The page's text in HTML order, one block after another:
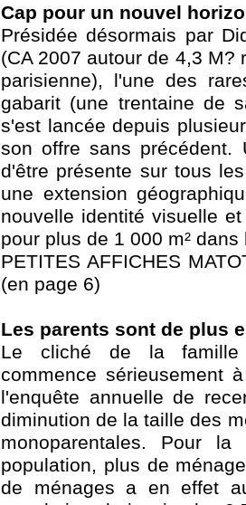
Cap pour un nouvel
Présidée désormais par
(CA 2007 autour de 4,3
parisienne), l'une des
gabarit (une trentaine de
s'est lancée depuis
son offre sans précédent.
d'être présente sur tous
une extension
nouvelle identité visuelle
pour plus de 1 000 m²
PETITES AFFICHES
(en page 6)
Les parents sont de plus
Le cliché de la famille
commence sérieusement
l'enquête annuelle de
diminution de la taille des
monoparentales. Pour la
population, plus de
de ménages a en effet